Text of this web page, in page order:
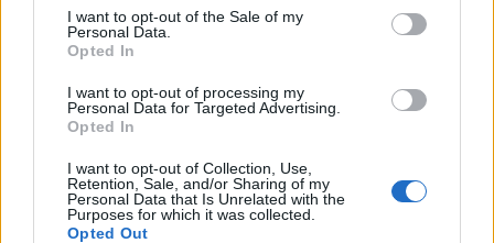
consent section.
I want to opt-out of the Sale of my
Personal Data.
Opted In
I want to opt-out of processing my
Personal Data for Targeted Advertising.
Opted In
I want to opt-out of Collection, Use,
Retention, Sale, and/or Sharing of my
Personal Data that Is Unrelated with the
Purposes for which it was collected.
Opted Out